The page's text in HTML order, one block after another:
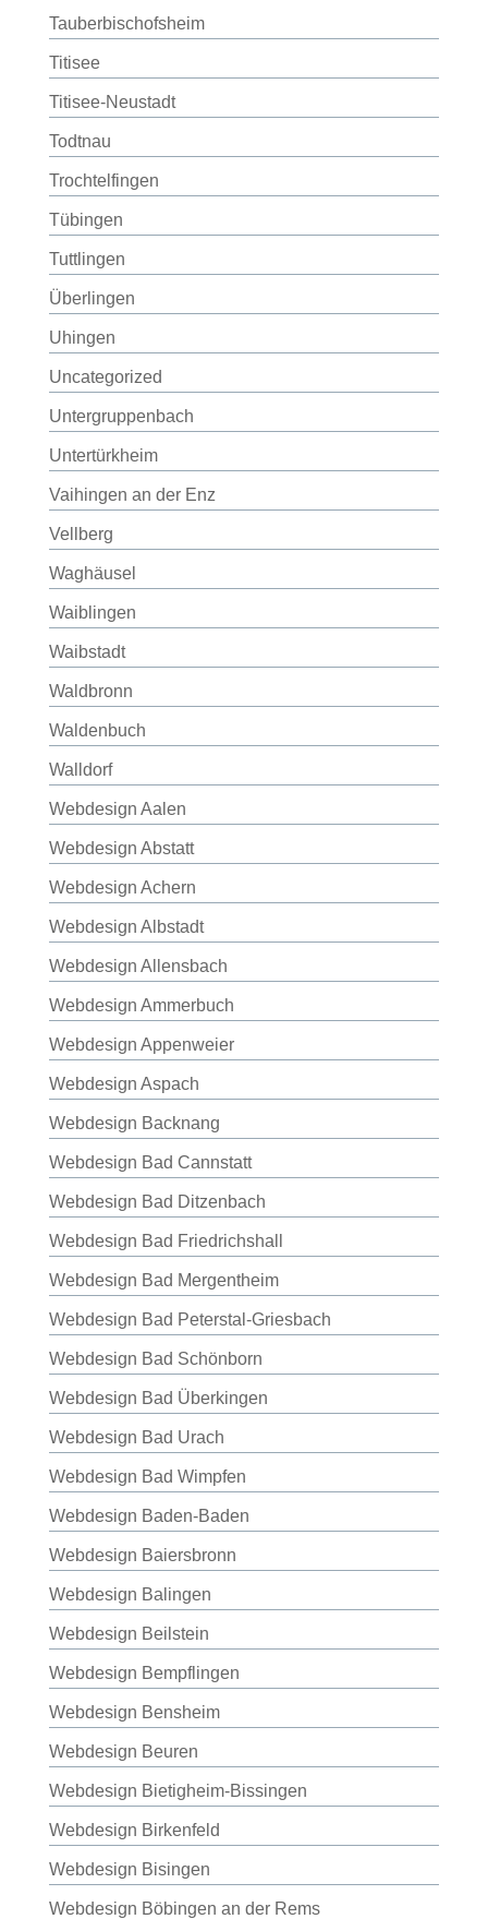
Tauberbischofsheim
Titisee
Titisee-Neustadt
Todtnau
Trochtelfingen
Tübingen
Tuttlingen
Überlingen
Uhingen
Uncategorized
Untergruppenbach
Untertürkheim
Vaihingen an der Enz
Vellberg
Waghäusel
Waiblingen
Waibstadt
Waldbronn
Waldenbuch
Walldorf
Webdesign Aalen
Webdesign Abstatt
Webdesign Achern
Webdesign Albstadt
Webdesign Allensbach
Webdesign Ammerbuch
Webdesign Appenweier
Webdesign Aspach
Webdesign Backnang
Webdesign Bad Cannstatt
Webdesign Bad Ditzenbach
Webdesign Bad Friedrichshall
Webdesign Bad Mergentheim
Webdesign Bad Peterstal-Griesbach
Webdesign Bad Schönborn
Webdesign Bad Überkingen
Webdesign Bad Urach
Webdesign Bad Wimpfen
Webdesign Baden-Baden
Webdesign Baiersbronn
Webdesign Balingen
Webdesign Beilstein
Webdesign Bempflingen
Webdesign Bensheim
Webdesign Beuren
Webdesign Bietigheim-Bissingen
Webdesign Birkenfeld
Webdesign Bisingen
Webdesign Böbingen an der Rems